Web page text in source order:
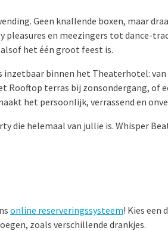
Geen knallende boxen, maar
pleasures en meezingers tot dance-
het één groot feest is.
inzetbaar binnen het Theaterhotel:
Rooftop terras bij zonsondergang, of
het persoonlijk, verrassend en
die helemaal van jullie is. Whisper
online reserveringssysteem! Kies een
zoals verschillende drankjes.